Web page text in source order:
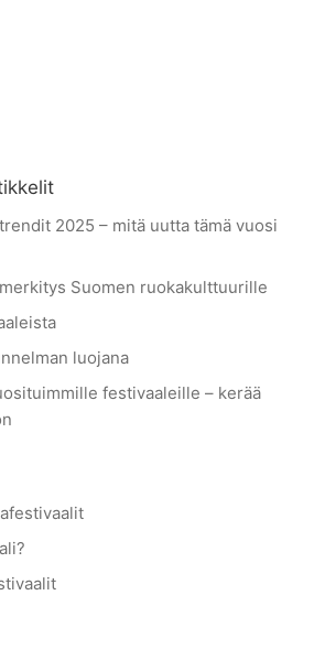
2025 – mitä uutta tämä vuosi
Suomen ruokakulttuurille
luojana
festivaaleille – kerää